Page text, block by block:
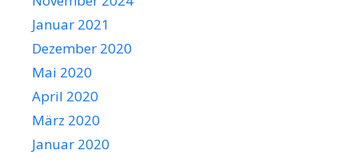
Januar 2021
Dezember 2020
Mai 2020
April 2020
März 2020
Januar 2020